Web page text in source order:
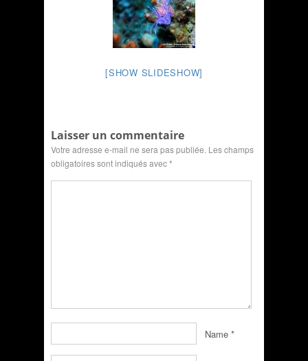
[SHOW SLIDESHOW]
Laisser un commentaire
Votre adresse e-mail ne sera pas publiée. Les champs
obligatoires sont indiqués avec*
Name *